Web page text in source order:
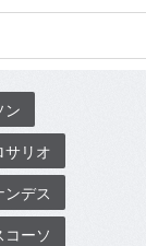
ン
サリオ
ンデス
コーソ